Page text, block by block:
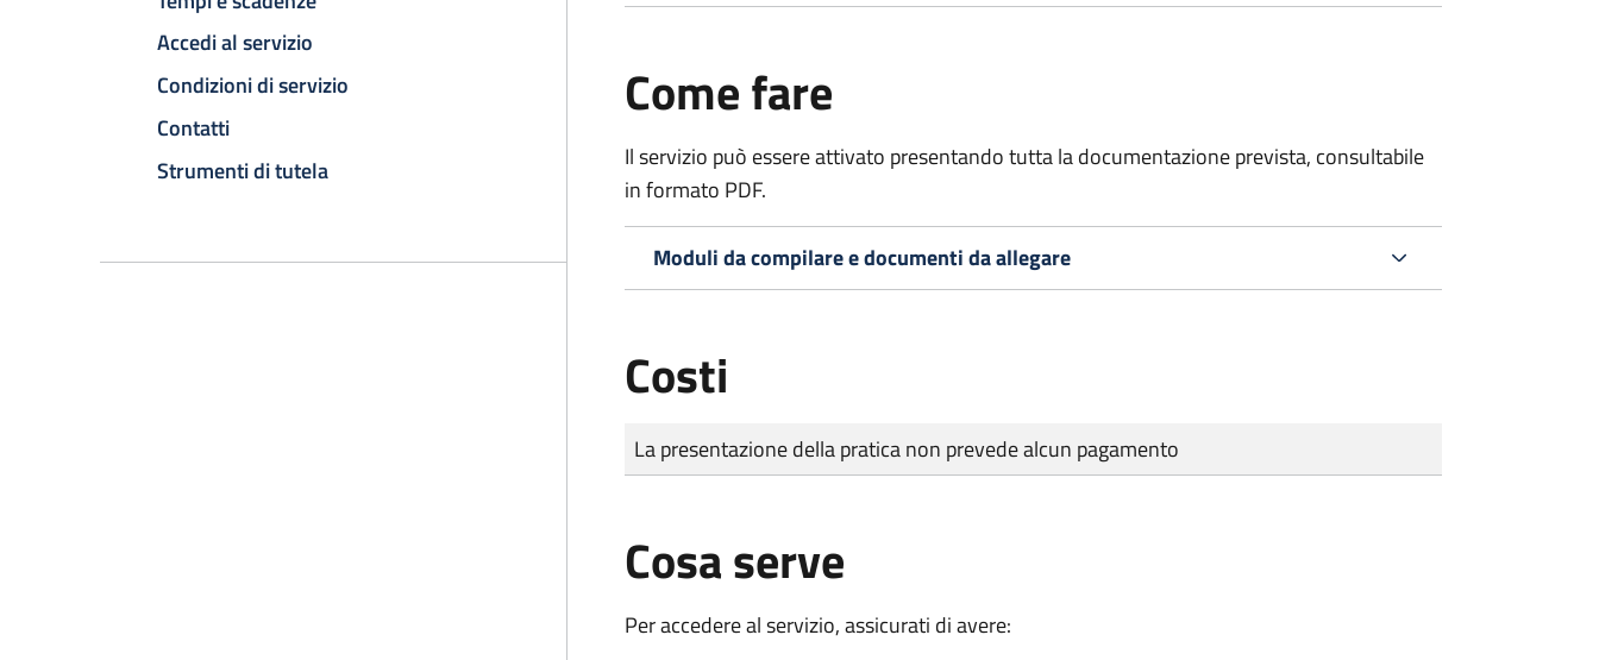
Accedi al servizio
Condizioni di servizio
Contatti
Strumenti di tutela
Come fare
Il servizio può essere attivato presentando tutta la documentazione prevista, consultabile
in formato PDF.
Moduli da compilare e documenti da allegare
Costi
Tipo di pagamento
Importo
La presentazione della pratica non prevede alcun pagamento
Cosa serve
Per accedere al servizio, assicurati di avere: